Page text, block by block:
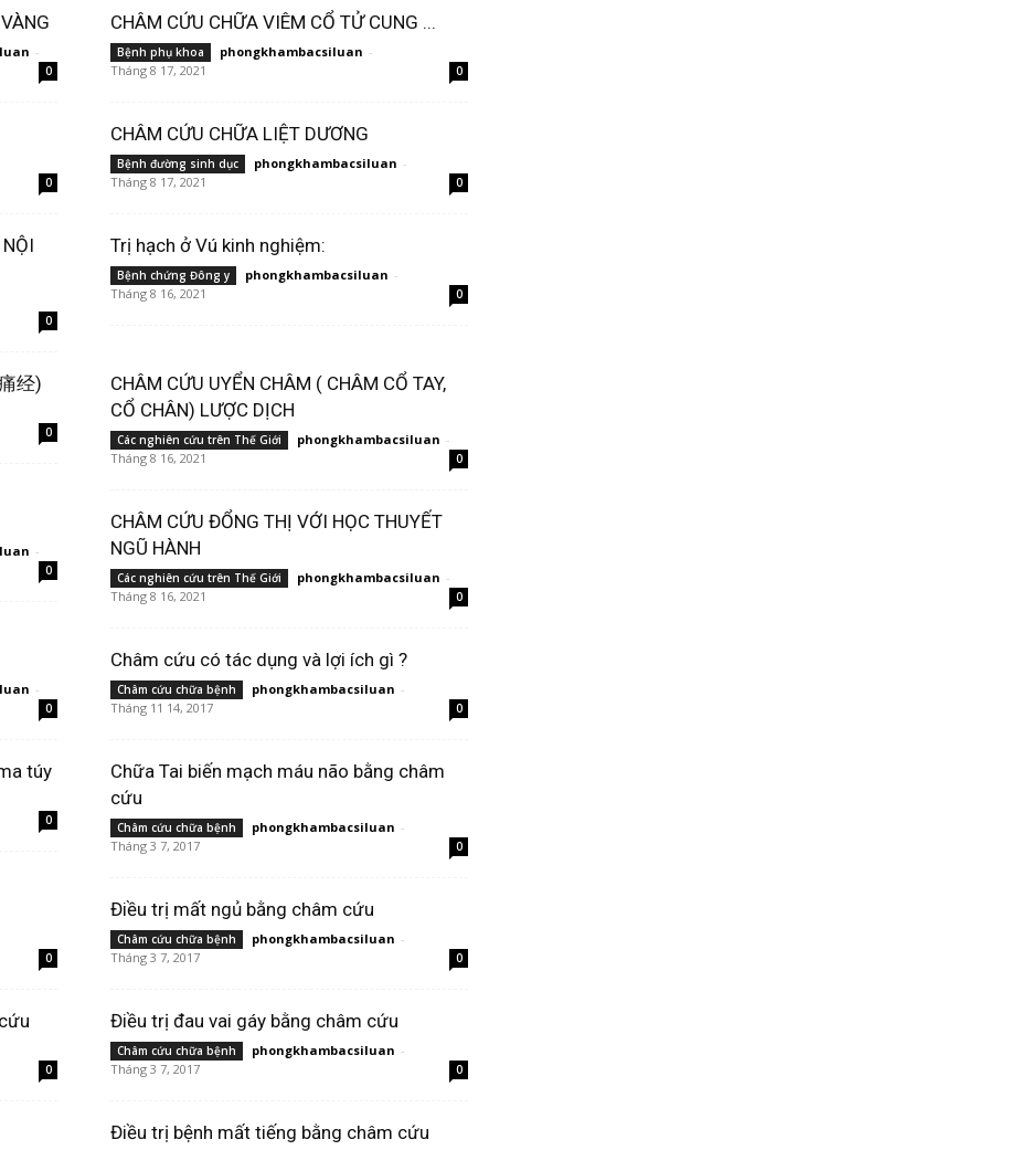
-
0
CHÂM CỨU CHỮA VIÊM CỔ TỬ CUNG ...
Bệnh phụ khoa phongkhambacsiluan -
Tháng 8 17, 2021
0
0
CHÂM CỨU CHỮA LIỆT DƯƠNG
Bệnh đường sinh dục phongkhambacsiluan -
Tháng 8 17, 2021
0
0
Trị hạch ở Vú kinh nghiệm:
Bệnh chứng Đông y phongkhambacsiluan -
Tháng 8 16, 2021
0
经)
0
CHÂM CỨU UYỂN CHÂM ( CHÂM CỔ TAY,
CỔ CHÂN) LƯỢC DỊCH
Các nghiên cứu trên Thế Giới phongkhambacsiluan -
Tháng 8 16, 2021
0
-
0
CHÂM CỨU ĐỔNG THỊ VỚI HỌC THUYẾT
NGŨ HÀNH
Các nghiên cứu trên Thế Giới phongkhambacsiluan -
Tháng 8 16, 2021
0
-
0
Châm cứu có tác dụng và lợi ích gì ?
Châm cứu chữa bệnh phongkhambacsiluan -
Tháng 11 14, 2017
0
túy
0
Chữa Tai biến mạch máu não bằng châm
cứu
Châm cứu chữa bệnh phongkhambacsiluan -
Tháng 3 7, 2017
0
0
Điều trị mất ngủ bằng châm cứu
Châm cứu chữa bệnh phongkhambacsiluan -
Tháng 3 7, 2017
0
0
Điều trị đau vai gáy bằng châm cứu
Châm cứu chữa bệnh phongkhambacsiluan -
Tháng 3 7, 2017
0
Điều trị bệnh mất tiếng bằng châm cứu